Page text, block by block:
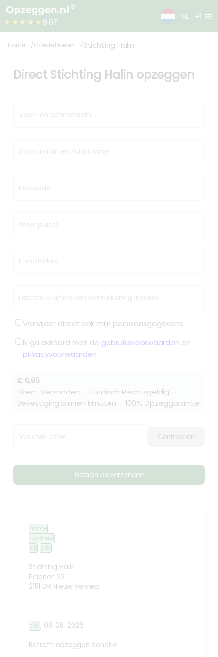
★★★★★ 9.07
- NL login menu
Home Goede Doelen Stichting Halin
Direct Stichting Halin opzeggen
Voor- en achternaam
Straatnaam en huisnummer
Postcode
Woonplaats
E-mailadres
Laatste 5 cijfers van bankrekening incasso
Verwijder direct ook mijn persoonsgegevens
Ik ga akkoord met de gebruiksvoorwaarden en
privacyvoorwaarden
€ 6,95
Direct Verzonden – Juridisch Rechtsgeldig –
Bevestiging binnen Minuten – 100% Opzeggarantie
Voucher code Controleren
Betalen en verzenden
name
address
zip city
Stichting Halin
Polanen 22
2151 DR Nieuw Vennep
city, 08-08-2026
Betreft: opzeggen donatie